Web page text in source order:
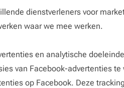
dienstverleners voor
waar we mee werken.
en analytische
van Facebook-advertenties
op Facebook. Deze